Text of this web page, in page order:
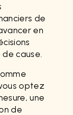
de
en
cause.
optez
une
de